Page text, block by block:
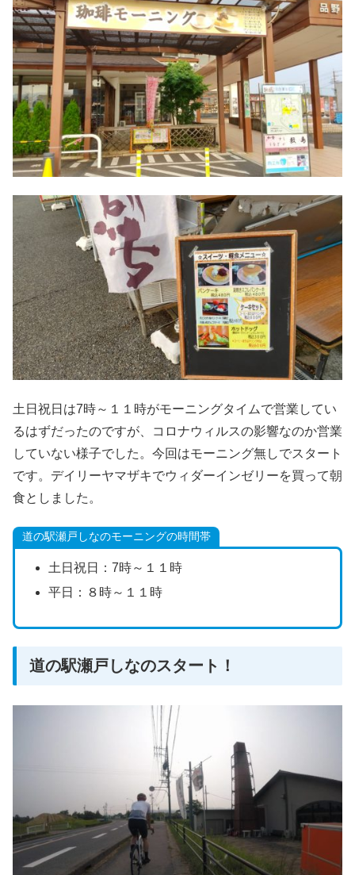
土日祝日は7時～１１時がモーニングタイムで営業してい
るはずだったのですが、コロナウィルスの影響なのか営業
していない様子でした。今回はモーニング無しでスタート
です。デイリーヤマザキでウィダーインゼリーを買って朝
食としました。
道の駅瀬戸しなのモーニングの時間帯
土日祝日：7時～１１時
平日：８時～１１時
道の駅瀬戸しなのスタート！